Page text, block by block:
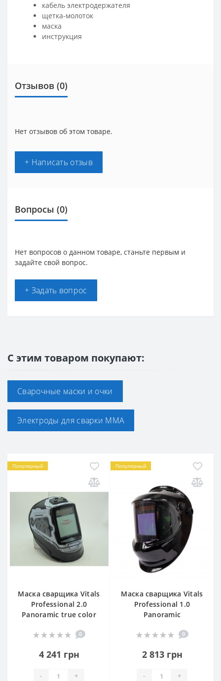
кабель электродержателя
щетка-молоток
маска
инструкция
Отзывов (0)
Нет отзывов об этом товаре.
+ Написать отзыв
Вопросы (0)
Нет вопросов о данном товаре, станьте первым и
задайте свой вопрос.
+ Задать вопрос
С этим товаром покупают:
Сварочные маски и очки
Электроды для сварки ММА
Популярный
Маска сварщика Vitals
Professional 2.0
Panoramic true color
0
4 241 грн
- +
Популярный
Маска сварщика Vitals
Professional 1.0
Panoramic
0
2 813 грн
- +